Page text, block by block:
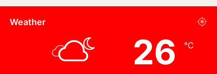
Weather
26 ℃